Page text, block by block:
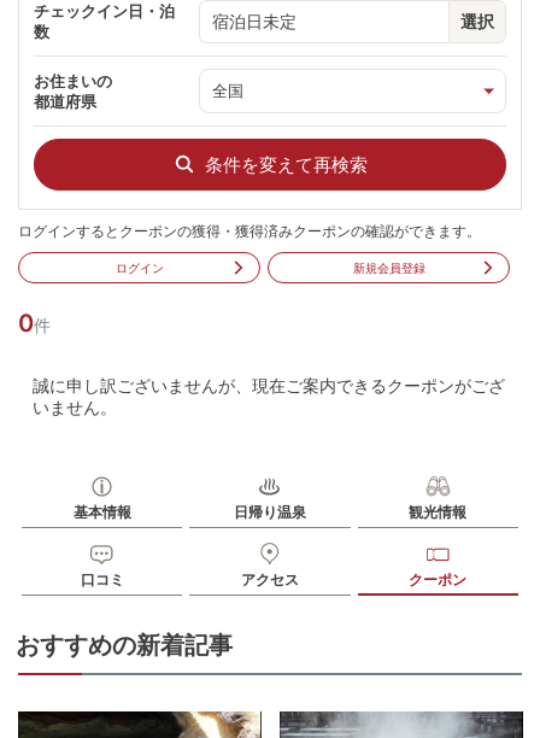
チェックイン日・泊
数
宿泊日未定 選択
お住まいの
都道府県
条件を変えて再検索
ログインするとクーポンの獲得・獲得済みクーポンの確認ができます。
ログイン 新規会員登録
0件
誠に申し訳ございませんが、現在ご案内できるクーポンがござ
いません。
基本情報 日帰り温泉 観光情報
口コミ アクセス クーポン
おすすめの新着記事